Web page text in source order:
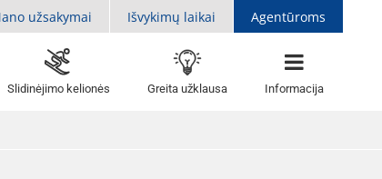
užsakymai Išvykimų laikai Agentūroms
Slidinėjimo kelionės Greita užklausa Informacija